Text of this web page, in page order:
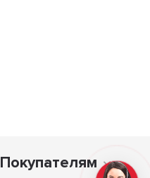
Покупателям